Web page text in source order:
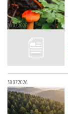
30.07.2026
30.07.2026